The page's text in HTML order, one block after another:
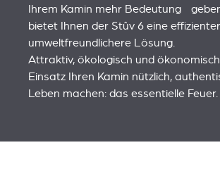
Ihrem Kamin mehr Bedeutung
bietet Ihnen der Stûv 6 eine
umweltfreundlichere Lösung.
Attraktiv, ökologisch und
Einsatz Ihren Kamin nützlich,
Leben machen: das essentielle Feuer.